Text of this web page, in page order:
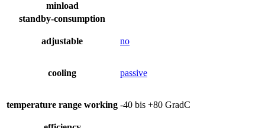
minload
standby-consumption
adjustable no
cooling passive
temperature range working -40 bis +80 GradC